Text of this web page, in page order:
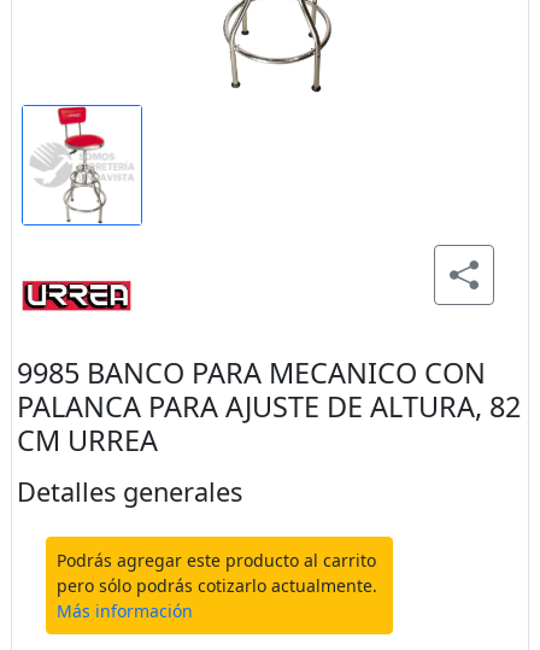
9985 BANCO PARA MECANICO CON
PALANCA PARA AJUSTE DE ALTURA, 82
CM URREA
Detalles generales
Podrás agregar este producto al carrito
pero sólo podrás cotizarlo actualmente.
Más información